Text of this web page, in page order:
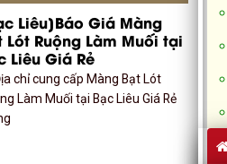
Liêu]Báo Giá Màng
Lót Ruộng Làm Muối tại
Liêu Giá Rẻ
chỉ cung cấp Màng Bạt Lót
Làm Muối tại Bạc Liêu Giá Rẻ